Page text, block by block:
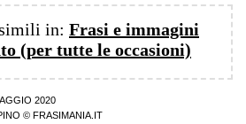
in: Frasi e immagini
(per tutte le occasioni)
2020
© FRASIMANIA.IT